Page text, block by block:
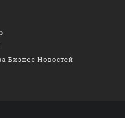
Бизнес Новостей